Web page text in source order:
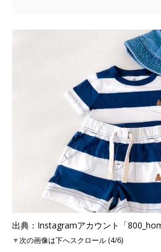
出典：Instagramアカウント「
▼次の画像は下へスクロール (4/6)